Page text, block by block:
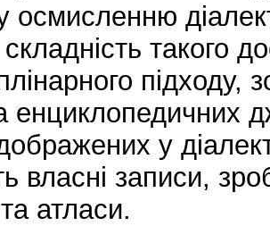
осмисленню
такого
підходу,
енциклопедичних
у
власні записи,
атласи.